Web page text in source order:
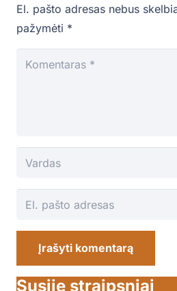
El. pašto adresas nebus
pažymėti *
Įrašyti komentarą
Susiję straipsniai